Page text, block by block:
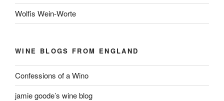
Wolfis Wein-Worte
WINE BLOGS FROM ENGLAND
Confessions of a Wino
jamie goode’s wine blog